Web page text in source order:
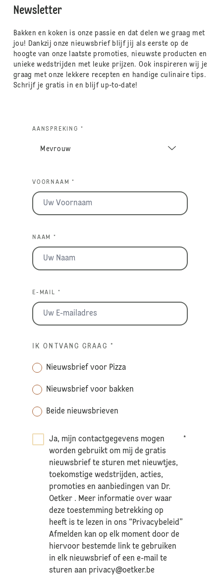
Newsletter
Bakken en koken is onze passie en dat delen we graag met
jou! Dankzij onze nieuwsbrief blijf jij als eerste op de
hoogte van onze laatste promoties, nieuwste producten en
unieke wedstrijden met leuke prijzen. Ook inspireren wij je
graag met onze lekkere recepten en handige culinaire tips.
Schrijf je gratis in en blijf up-to-date!
AANSPREKING *
VOORNAAM *
NAAM *
E-MAIL *
IK ONTVANG GRAAG *
Nieuwsbrief voor Pizza
Nieuwsbrief voor bakken
Beide nieuwsbrieven
Ja, mijn contactgegevens mogen
worden gebruikt om mij de gratis
nieuwsbrief te sturen met nieuwtjes,
toekomstige wedstrijden, acties,
promoties en aanbiedingen van Dr.
Oetker . Meer informatie over waar
deze toestemming betrekking op
heeft is te lezen in ons “Privacybeleid”
Afmelden kan op elk moment door de
hiervoor bestemde link te gebruiken
in elk nieuwsbrief of een e-mail te
sturen aanprivacy@oetker.be
*